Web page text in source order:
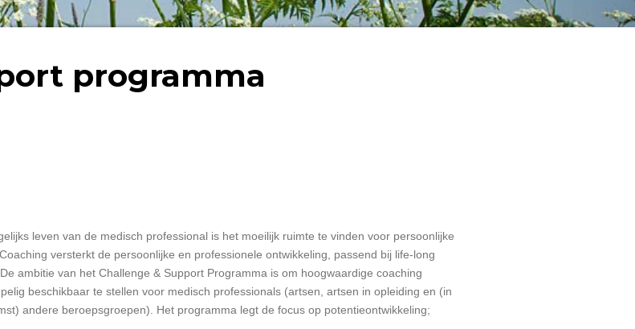
programma
leven van de medisch professional is het moeilijk ruimte te vinden voor persoonlijke
versterkt de persoonlijke en professionele ontwikkeling, passend bij life-long
ambitie van het Challenge & Support Programma is om hoogwaardige coaching
beschikbaar te stellen voor medisch professionals (artsen, artsen in opleiding en (in
andere beroepsgroepen). Het programma legt de focus op potentieontwikkeling;